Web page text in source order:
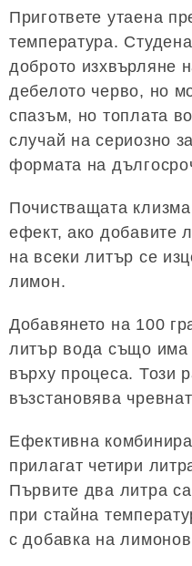
Пригответе утаена
температура.
доброто изхвърляне
дебелото черво, но
спазъм, но топлата
случай на сериозно
формата на
Почистващата
ефект, ако добавите
на всеки литър се
лимон.
Добавянето на 100
литър вода също има
върху процеса. Този
възстановява
Ефективна
прилагат четири
Първите два литра
при стайна
с добавка на